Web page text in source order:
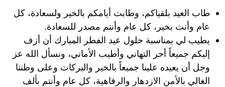
طاب العيد بلقياكم، وطابت أيامكم بالخير ولسعادة، كل
عام وأنت بخير، كل عام وأنتم مصدر للسعادة.
يطيب لي بمناسبة حلول عيد الفطر المبارك أن أزف
إليكم جميعاً أحر التهاني وأطيب الأماني، ونسأل الله عز
وجل أن يعيده علينا جميعاً بالخير والبركات وعلى وطننا
الغالي بالأمن الازدهار والرفاهية، كل عام وأنتم بألف